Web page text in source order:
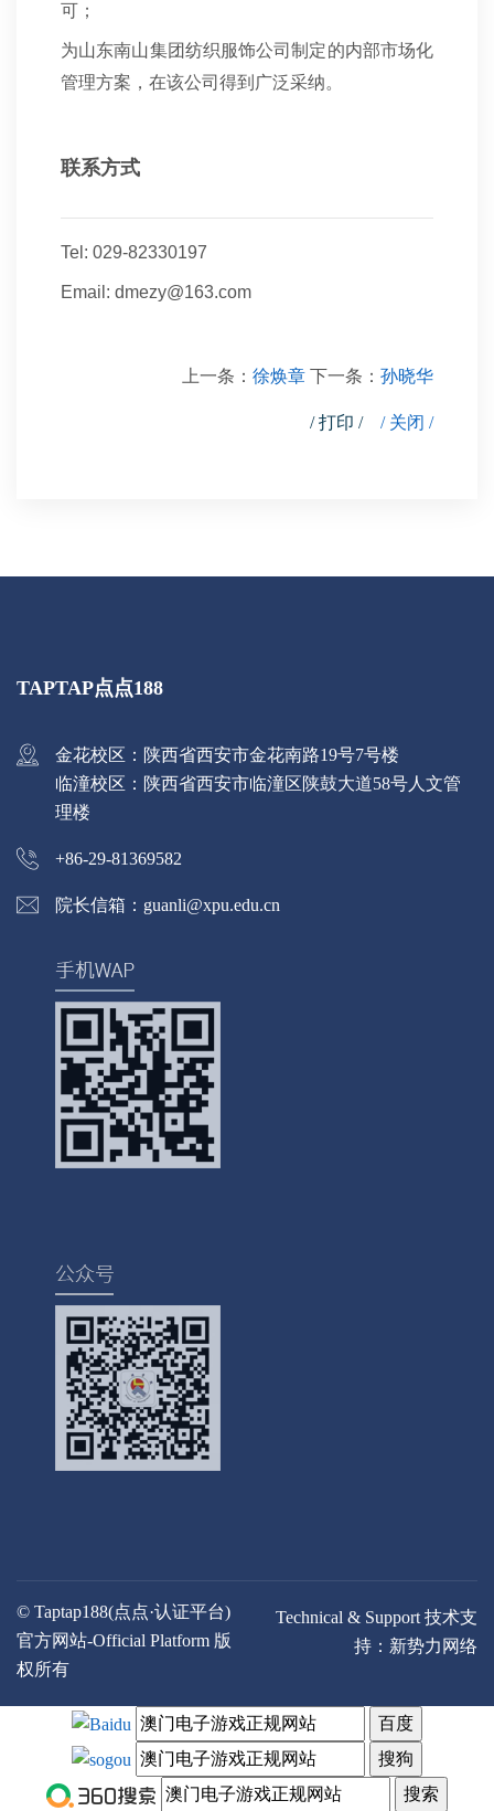
可；
为山东南山集团纺织服饰公司制定的内部市场化
管理方案，在该公司得到广泛采纳。
联系方式
Tel: 029-82330197
Email: dmezy@163.com
上一条： 徐焕章 下一条： 孙晓华
/ 打印 / / 关闭 /
TAPTAP点点188
金花校区：陕西省西安市金花南路19号7号楼
临潼校区：陕西省西安市临潼区陕鼓大道58号人文管
理楼
+86-29-81369582
院长信箱：guanli@xpu.edu.cn
© Taptap188(点点·认证平台)
官方网站-Official Platform 版
权所有
Technical & Support 技术支
持： 新势力网络